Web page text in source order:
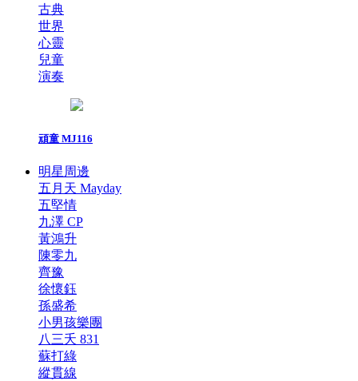
古典
世界
心靈
兒童
演奏
頑童 MJ116
明星周邊
五月天 Mayday
五堅情
九澤 CP
黃鴻升
陳零九
齊豫
徐懷鈺
孫盛希
小男孩樂團
八三夭 831
蘇打綠
縱貫線